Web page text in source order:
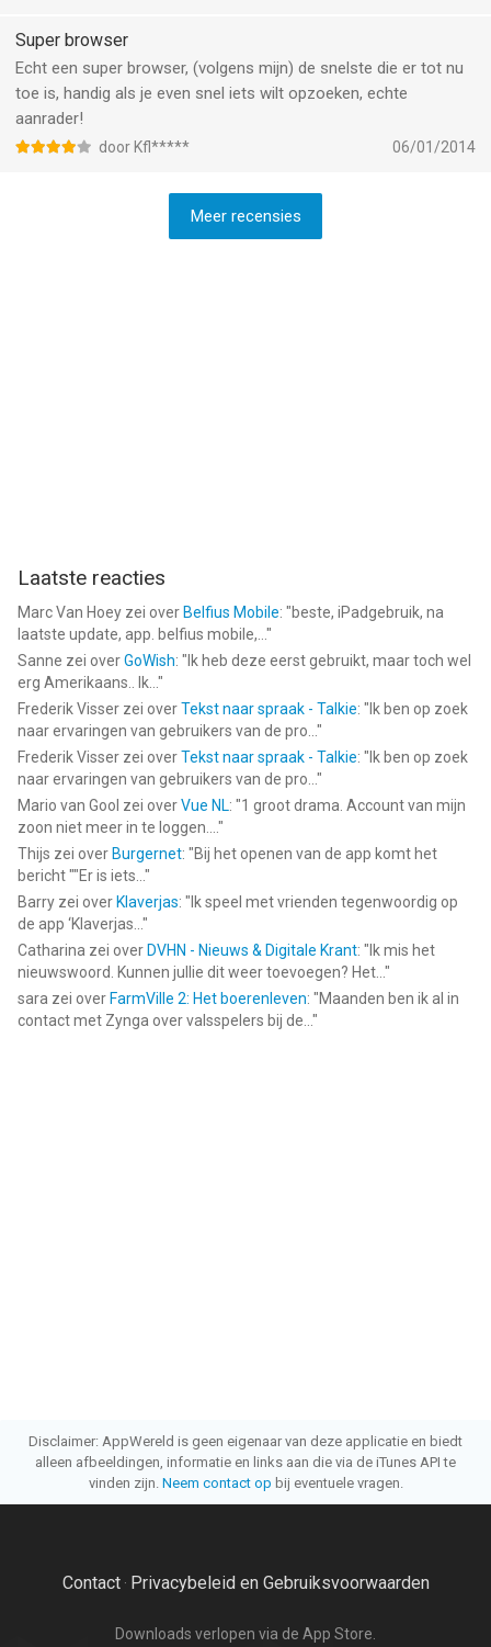
Super browser
Echt een super browser, (volgens mijn) de snelste die er tot nu
toe is, handig als je even snel iets wilt opzoeken, echte
aanrader!
door Kfl***** 06/01/2014
Meer recensies
Laatste reacties
Marc Van Hoey zei over Belfius Mobile: "beste, iPadgebruik, na
laatste update, app. belfius mobile,... "
Sanne zei overGoWish: " Ik heb deze eerst gebruikt, maar toch wel
erg Amerikaans.. Ik... "
Frederik Visser zei overTekst naar spraak - Talkie: " Ik ben op zoek
naar ervaringen van gebruikers van de pro... "
Frederik Visser zei overTekst naar spraak - Talkie: " Ik ben op zoek
naar ervaringen van gebruikers van de pro... "
Mario van Gool zei overVue NL: "1 groot drama. Account van mijn
zoon niet meer in te loggen.... "
Thijs zei over Burgernet: "Bij het openen van de app komt het
bericht ""Er is iets... "
Barry zei over Klaverjas: " Ik speel met vrienden tegenwoordig op
de app ‘Klaverjas... "
Catharina zei over DVHN - Nieuws & Digitale Krant: " Ik mis het
nieuwswoord. Kunnen jullie dit weer toevoegen? Het... "
sara zei over FarmVille 2: Het boerenleven: "Maanden ben ik al in
contact met Zynga over valsspelers bij de... "
Disclaimer: AppWereld is geen eigenaar van deze applicatie en biedt
alleen afbeeldingen, informatie en links aan die via de iTunes API te
vinden zijn. Neem contact op bij eventuele vragen.
Contact· Privacybeleid en Gebruiksvoorwaarden
Downloads verlopen via de App Store.